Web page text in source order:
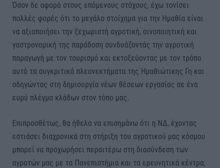
Όσον δε αφορά στους επόμενους στόχους, έχω τονίσει
πολλές φορές ότι το μεγάλο στοίχημα για την Ημαθία είναι
να αξιοποιήσει την ξεχωριστή αγροτική, οινοποιητική και
γαστρονομική της παράδοση συνδυάζοντάς την αγροτική
παραγωγή με τον τουρισμό και εκτοξεύοντας με τον τρόπο
αυτό τα συγκριτικά πλεονεκτήματα της Ημαθιώτικης Γη και
οδηγώντας στη δημιουργία νέων θέσεων εργασίας σε ένα
ευρύ πλέγμα κλάδων στον τόπο μας.
Επιπροσθέτως, θα ήθελα να επισημάνω ότι η ΝΔ, έχοντας
εστιάσει διαχρονικά στη στήριξη του αγροτικού μας κόσμου
μπορεί να προχωρήσει περαιτέρω στη διασύνδεση των
αγροτών μας με τα Πανεπιστήμια και τα ερευνητικά κέντρα,